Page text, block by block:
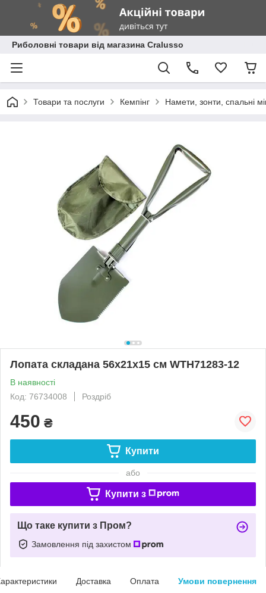
Риболовні товари від магазина Cralusso
Товари та послуги Кемпінг Намети, зонти, спальні
Лопата складана 56х21х15 см WTH71283-12
В наявності
Код: 76734008
Роздріб
450 ₴
Купити
або
Купити з
Що таке купити з Пром?
Замовлення під захистом
Доставка Оплата Умови повернення